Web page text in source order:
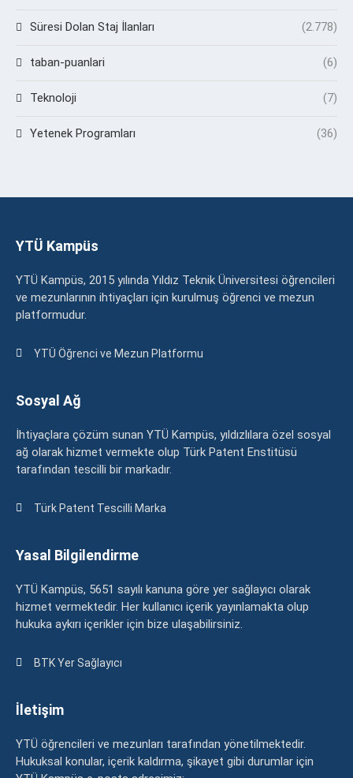
Süresi Dolan Staj İlanları (2.778)
taban-puanlari (6)
Teknoloji (7)
Yetenek Programları (36)
YTÜ Kampüs
YTÜ Kampüs, 2015 yılında Yıldız Teknik Üniversitesi öğrencileri
ve mezunlarının ihtiyaçları için kurulmuş öğrenci ve mezun
platformudur.
YTÜ Öğrenci ve Mezun Platformu
Sosyal Ağ
İhtiyaçlara çözüm sunan YTÜ Kampüs, yıldızlılara özel sosyal
ağ olarak hizmet vermekte olup Türk Patent Enstitüsü
tarafından tescilli bir markadır.
Türk Patent Tescilli Marka
Yasal Bilgilendirme
YTÜ Kampüs, 5651 sayılı kanuna göre yer sağlayıcı olarak
hizmet vermektedir. Her kullanıcı içerik yayınlamakta olup
hukuka aykırı içerikler için bize ulaşabilirsiniz.
BTK Yer Sağlayıcı
İletişim
YTÜ öğrencileri ve mezunları tarafından yönetilmektedir.
Hukuksal konular, içerik kaldırma, şikayet gibi durumlar için